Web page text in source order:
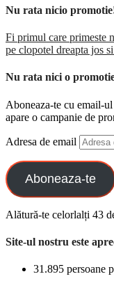
Nu rata nicio
Fi primul care primeste
pe clopotel dreapta jos
Nu rata nici o
Aboneaza-te cu email-
apare o campanie de
Adresa de email
Aboneaza-te
Alătură-te celorlalți 43
Site-ul nostru este
31.895 persoane